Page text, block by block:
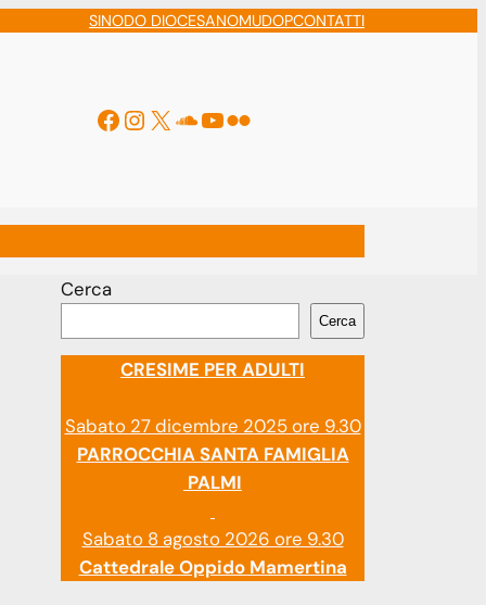
SINODO DIOCESANOMUDOPCONTATTI
Facebook
Instagram
X Soundcloud
YouTube
Flickr
Cerca
Cerca
CRESIME PER ADULTI
Sabato 27 dicembre 2025 ore 9.30
PARROCCHIA SANTA FAMIGLIA
PALMI
Sabato 8 agosto 2026 ore 9.30
Cattedrale Oppido Mamertina